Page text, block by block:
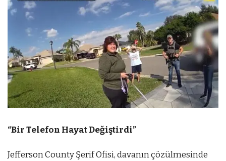
“Bir Telefon Hayat Değiştirdi”
Jefferson County Şerif Ofisi, davanın çözülmesinde